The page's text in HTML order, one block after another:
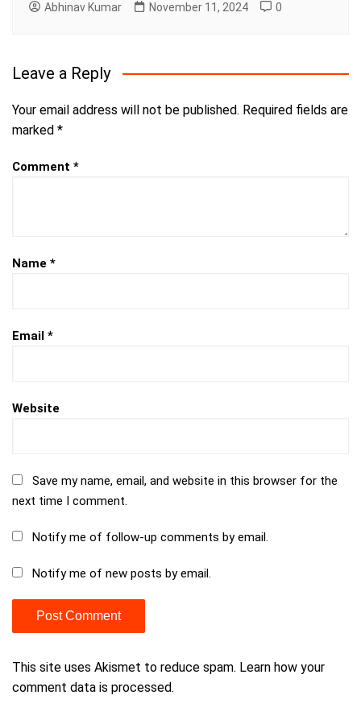
Abhinav Kumar November 11, 2024 0
Leave a Reply
Your email address will not be published. Required fields are
marked *
Comment *
Name *
Email *
Website
Save my name, email, and website in this browser for the
next time I comment.
Notify me of follow-up comments by email.
Notify me of new posts by email.
This site uses Akismet to reduce spam. Learn how your
comment data is processed.